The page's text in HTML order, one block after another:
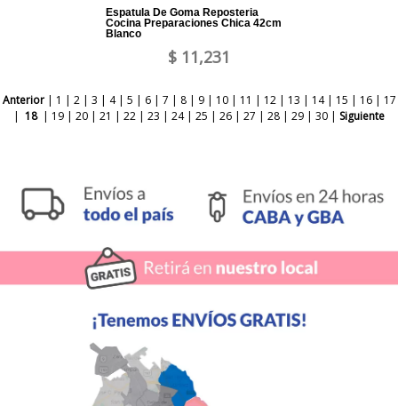
Espatula De Goma Reposteria
Cocina Preparaciones Chica 42cm
Blanco
$ 11,231
Anterior| 1 | 2| 3 | 4| 5 | 6| 7 | 8| 9| 10| 11 | 12| 13 | 14| 15 | 16| 17
| 18 | 19 | 20 | 21 | 22 | 23 | 24| 25 | 26 | 27 | 28 | 29 | 30 | Siguiente